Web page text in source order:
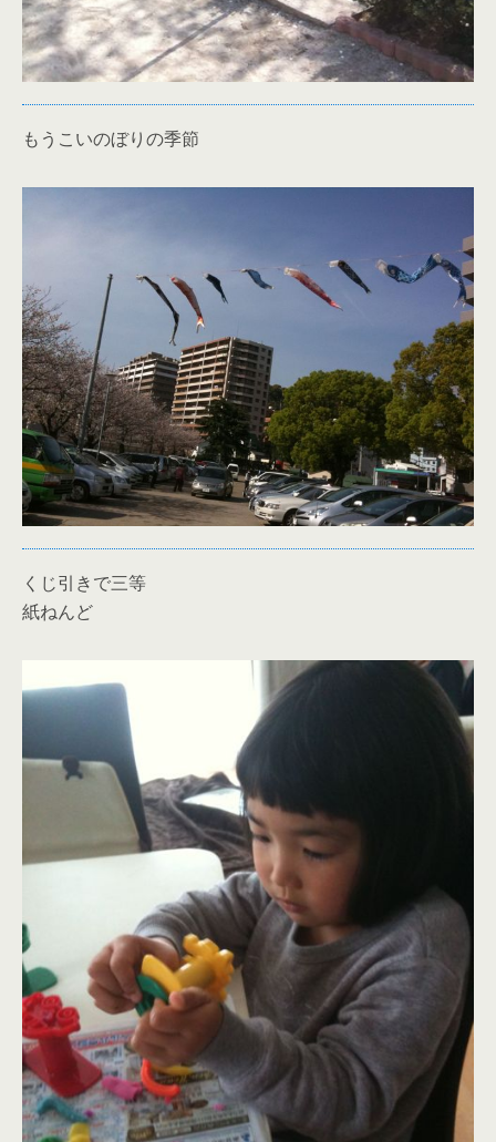
もうこいのぼりの季節
くじ引きで三等
紙ねんど